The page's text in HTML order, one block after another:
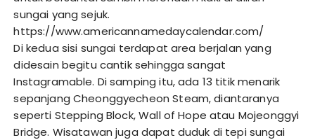
sungai yang sejuk.
https://www.americannamedaycalendar.com/
Di kedua sisi sungai terdapat area berjalan yang
didesain begitu cantik sehingga sangat
Instagramable. Di samping itu, ada 13 titik menarik
sepanjang Cheonggyecheon Steam, diantaranya
seperti Stepping Block, Wall of Hope atau Mojeonggyi
Bridge. Wisatawan juga dapat duduk di tepi sungai